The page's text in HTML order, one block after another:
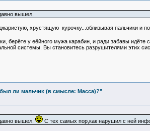
вышел.
хрустящую курочку...облизывая пальчики и
берёте у еёйного мужа карабин, и ради забавы
системы. Вы становитесь разрушителями этих
ли мальчик (в смысле: Масса)?"
вышел.
C тех самых пор,как нарушил с ней